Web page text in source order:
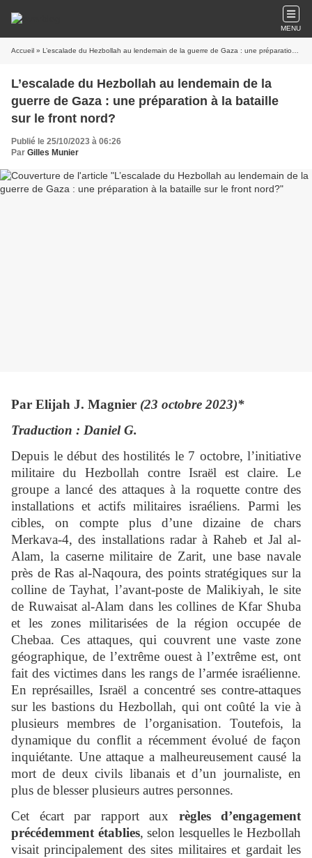
MENU
Accueil » L’escalade du Hezbollah au lendemain de la guerre de Gaza : une préparation à la bataille sur le front nord?
L’escalade du Hezbollah au lendemain de la
guerre de Gaza : une préparation à la bataille
sur le front nord?
Publié le 25/10/2023 à 06:26
Par Gilles Munier
Par Elijah J. Magnier (23 octobre 2023)*
Traduction : Daniel G.
Depuis le début des hostilités le 7 octobre, l’initiative
militaire du Hezbollah contre Israël est claire. Le
groupe a lancé des attaques à la roquette contre des
installations et actifs militaires israéliens. Parmi les
cibles, on compte plus d’une dizaine de chars
Merkava-4, des installations radar à Raheb et Jal al-
Alam, la caserne militaire de Zarit, une base navale
près de Ras al-Naqoura, des points stratégiques sur la
colline de Tayhat, l’avant-poste de Malikiyah, le site
de Ruwaisat al-Alam dans les collines de Kfar Shuba
et les zones militarisées de la région occupée de
Chebaa. Ces attaques, qui couvrent une vaste zone
géographique, de l’extrême ouest à l’extrême est, ont
fait des victimes dans les rangs de l’armée israélienne.
En représailles, Israël a concentré ses contre-attaques
sur les bastions du Hezbollah, qui ont coûté la vie à
plusieurs membres de l’organisation. Toutefois, la
dynamique du conflit a récemment évolué de façon
inquiétante. Une attaque a malheureusement causé la
mort de deux civils libanais et d’un journaliste, en
plus de blesser plusieurs autres personnes.
Cet écart par rapport aux règles d’engagement
précédemment établies, selon lesquelles le Hezbollah
visait principalement des sites militaires et gardait les